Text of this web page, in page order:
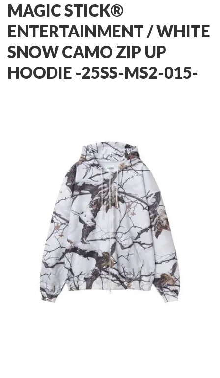
MAGIC STICK®
ENTERTAINMENT /WHITE
SNOW CAMO ZIP UP
HOODIE -25SS-MS2-015-